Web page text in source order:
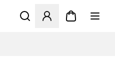
Åbner en Modal til at